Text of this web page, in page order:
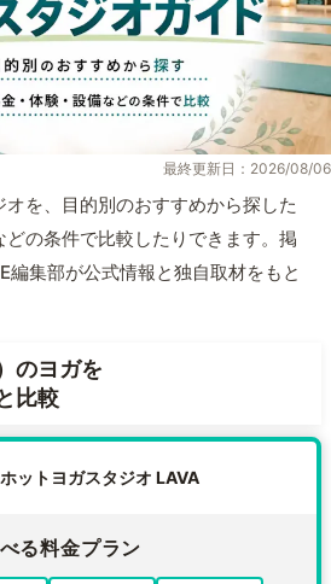
最終更新日：2026/08/06
を、目的別のおすすめから探した
どの条件で比較したりできます。掲
編集部が公式情報と独自取材をもと
のヨガを
比較
ホットヨガスタジオ LAVA
る料金プラン